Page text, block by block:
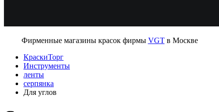
Фирменные магазины красок фирмы VGTв Москве
КраскиТорг
Инструменты
ленты
серпянка
Для углов